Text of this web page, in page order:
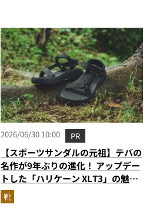
2026/06/30 10:00 PR
【スポーツサンダルの元祖】テバの
名作が9年ぶりの進化！ アップデー
トした「ハリケーン XLT3」の魅力
を識者があらゆる角度から徹底解
説！
靴